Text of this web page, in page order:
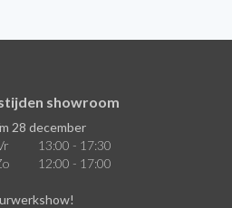
showroom
28 december
13:00 - 17:30
12:00 - 17:00